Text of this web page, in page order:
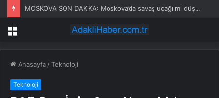
MOSKOVA SON DAKİKA: Moskova’da savaş uçağı mı düştü, olay nedir?
Menü
Anasayfa /Teknoloji
Teknoloji